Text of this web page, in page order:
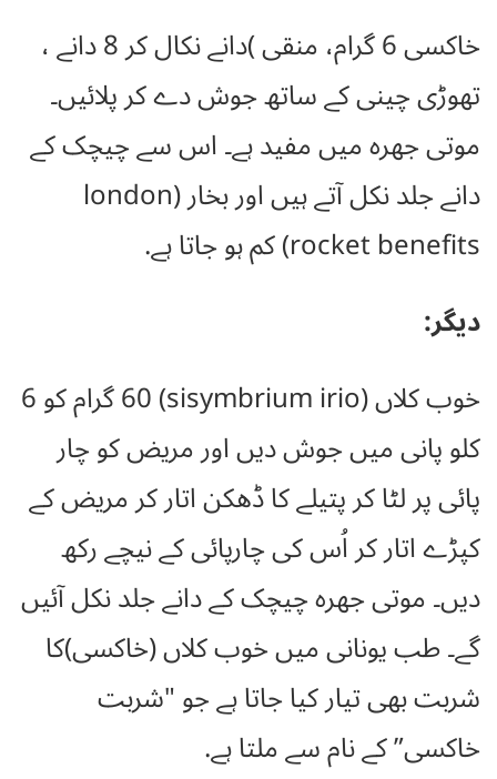
خاکسی 6 گرام، منقی )دانے نکال کر 8 دانے ،
تھوڑی چینی کے ساتھ جوش دے کر پلائیں۔
موتی جھرہ میں مفید ہے۔ اس سے چیچک کے
دانے جلد نکل آتے ہیں اور بخار (london
rocket benefits) کم ہو جاتا ہے.
دیگر:
خوب کلاں (sisymbrium irio) 60 گرام کو 6
کلو پانی میں جوش دیں اور مریض کو چار
پائی پر لٹا کر پتیلے کا ڈھکن اتار کر مریض کے
کپڑے اتار کر اُس کی چارپائی کے نیچے رکھ
دیں۔ موتی جھرہ چیچک کے دانے جلد نکل آئیں
گے۔ طب یونانی میں خوب کلاں (خاکسی)کا
شربت بھی تیار کیا جاتا ہے جو "شربت
خاکسی” کے نام سے ملتا ہے.